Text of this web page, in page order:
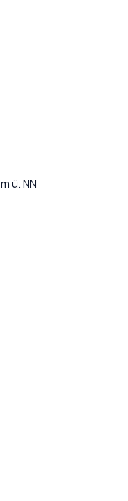
m ü. NN